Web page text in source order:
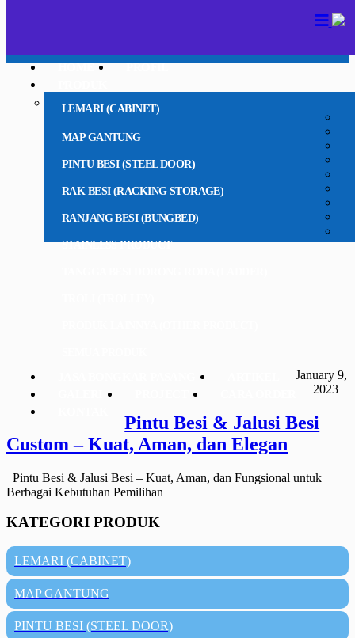
LEMARI (CABINET)
MAP GANTUNG
PINTU BESI (STEEL DOOR)
RAK BESI (RACKING STORAGE)
RANJANG BESI (BUNGBED)
STAINLESS PRODUCT
January 9,
2023
Pintu Besi & Jalusi Besi
Custom – Kuat, Aman, dan Elegan
Pintu Besi & Jalusi Besi – Kuat, Aman, dan Fungsional untuk
Berbagai Kebutuhan Pemilihan
KATEGORI PRODUK
LEMARI (CABINET)
MAP GANTUNG
PINTU BESI (STEEL DOOR)